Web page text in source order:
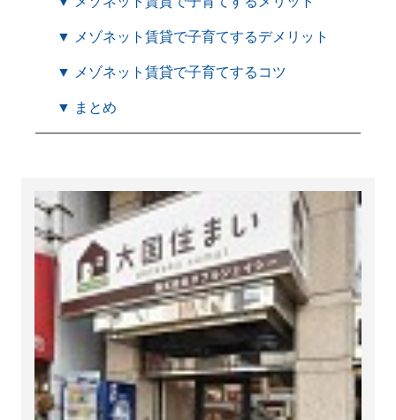
▼ メゾネット賃貸で子育てするデメリット
▼ メゾネット賃貸で子育てするコツ
▼ まとめ